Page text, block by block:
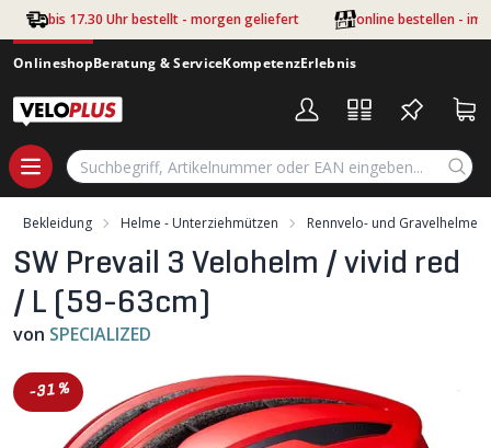
Zum Hauptinhalt springen
bis 17.30 Uhr bestellt - morgen geliefert online bestellen - im
OnlineshopBeratung & ServiceKompetenzErlebnis
Bekleidung Helme - Unterziehmützen Rennvelo- und Gravelhelme
SW Prevail 3 Velohelm / vivid red
/ L (59-63cm)
von SPECIALIZED
-31%